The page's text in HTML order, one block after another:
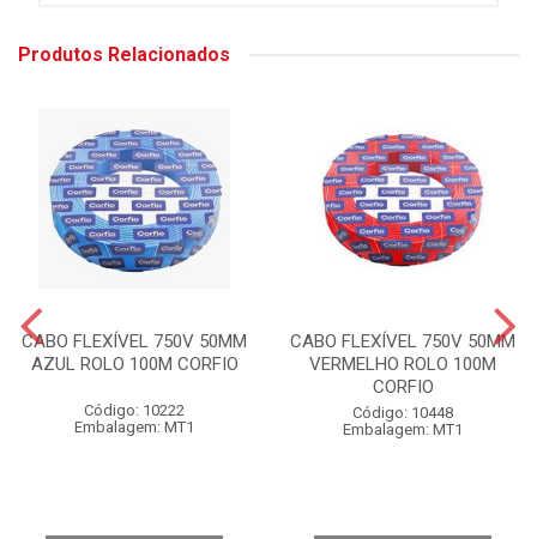
Produtos Relacionados
CABO FLEXÍVEL 750V 50MM
AZUL ROLO 100M CORFIO
Código: 10222
Embalagem: MT1
CABO FLEXÍVEL 750V 50MM
VERMELHO ROLO 100M
CORFIO
Código: 10448
Embalagem: MT1